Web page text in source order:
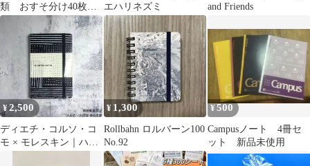
類 おすそ分け40枚＋
オマケ2枚
エハリネズミ
and Friends
¥2,500
ディエチ・コルソ・コ
モ × モレスキン｜ハー
¥ 1,300
Rollbahn ロルバーン100
No.92
¥500
Campusノート 4冊セ
ット 新品未使用